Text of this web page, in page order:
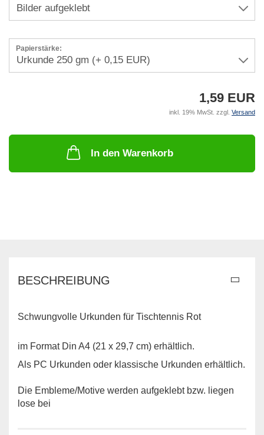
Papierstärke:
1,59 EUR
inkl. 19% MwSt. zzgl. Versand
In den Warenkorb
BESCHREIBUNG
Schwungvolle Urkunden für Tischtennis Rot
im Format Din A4 (21 x 29,7 cm) erhältlich.
Als PC Urkunden oder klassische Urkunden erhältlich.
Die Embleme/Motive werden aufgeklebt bzw. liegen
lose bei